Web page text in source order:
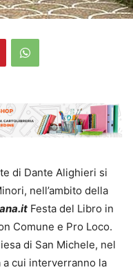
di Dante Alighieri si
nell’ambito della
Festa del Libro in
Comune e Pro Loco.
di San Michele, nel
cui interverranno la